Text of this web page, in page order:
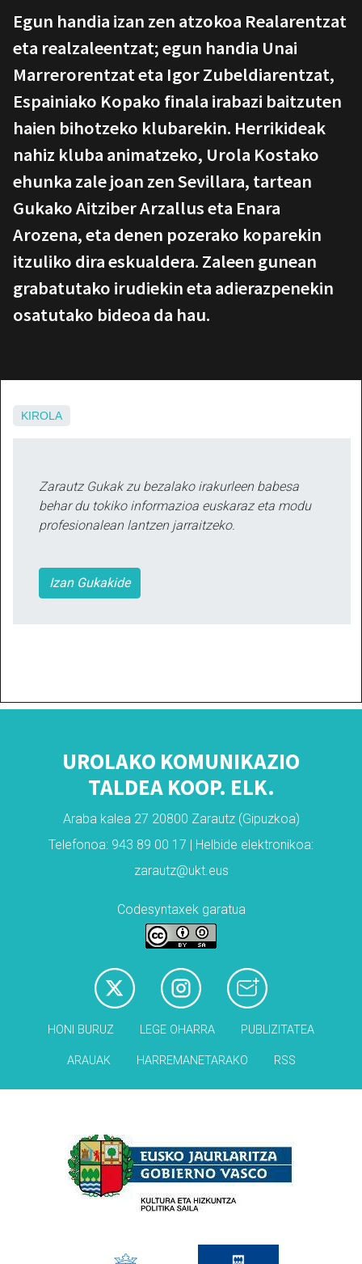
Egun handia izan zen atzokoa Realarentzat
eta realzaleentzat; egun handia Unai
Marrerorentzat eta Igor Zubeldiarentzat,
Espainiako Kopako finala irabazi baitzuten
haien bihotzeko klubarekin. Herrikideak
nahiz kluba animatzeko, Urola Kostako
ehunka zale joan zen Sevillara, tartean
Gukako Aitziber Arzallus eta Enara
Arozena, eta denen pozerako koparekin
itzuliko dira eskualdera. Zaleen gunean
grabatutako irudiekin eta adierazpenekin
osatutako bideoa da hau.
KIROLA
Zarautz Gukak zu bezalako irakurleen babesa
behar du tokiko informazioa euskaraz eta modu
profesionalean lantzen jarraitzeko.
Izan Gukakide
UROLAKO KOMUNIKAZIO
TALDEA KOOP. ELK.
Araba kalea 27 20800 Zarautz (Gipuzkoa)
Telefonoa: 943 89 00 17 | Helbide elektronikoa:
zarautz@ukt.eus
Codesyntaxek garatua
HONI BURUZ LEGE OHARRA PUBLIZITATEA
ARAUAK HARREMANETARAKO RSS